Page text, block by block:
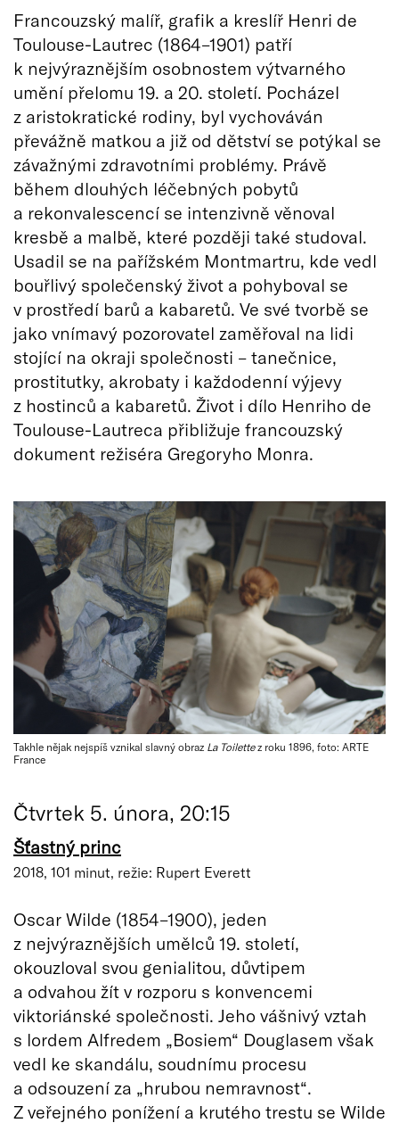
Francouzský malíř, grafik a kreslíř Henri de
Toulouse-Lautrec (1864–1901) patří
k nejvýraznějším osobnostem výtvarného
umění přelomu 19. a 20. století. Pocházel
z aristokratické rodiny, byl vychováván
převážně matkou a již od dětství se potýkal se
závažnými zdravotními problémy. Právě
během dlouhých léčebných pobytů
a rekonvalescencí se intenzivně věnoval
kresbě a malbě, které později také studoval.
Usadil se na pařížském Montmartru, kde vedl
bouřlivý společenský život a pohyboval se
v prostředí barů a kabaretů. Ve své tvorbě se
jako vnímavý pozorovatel zaměřoval na lidi
stojící na okraji společnosti – tanečnice,
prostitutky, akrobaty i každodenní výjevy
z hostinců a kabaretů. Život i dílo Henriho de
Toulouse-Lautreca přibližuje francouzský
dokument režiséra Gregoryho Monra.
Takhle nějak nejspíš vznikal slavný obraz La Toilettez roku 1896, foto: ARTE
France
Čtvrtek 5. února, 20:15
Šťastný princ
2018, 101 minut, režie: Rupert Everett
Oscar Wilde (1854–1900), jeden
z nejvýraznějších umělců 19. století,
okouzloval svou genialitou, důvtipem
a odvahou žít v rozporu s konvencemi
viktoriánské společnosti. Jeho vášnivý vztah
s lordem Alfredem „Bosiem“ Douglasem však
vedl ke skandálu, soudnímu procesu
a odsouzení za „hrubou nemravnost“.
Z veřejného ponížení a krutého trestu se Wilde